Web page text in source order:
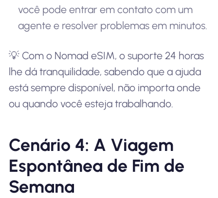
você pode entrar em contato com um
agente e resolver problemas em minutos.
💡 Com o Nomad eSIM, o suporte 24 horas
lhe dá tranquilidade, sabendo que a ajuda
está sempre disponível, não importa onde
ou quando você esteja trabalhando.
Cenário 4: A Viagem
Espontânea de Fim de
Semana